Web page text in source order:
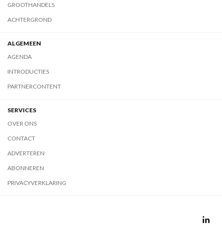
GROOTHANDELS
ACHTERGROND
ALGEMEEN
AGENDA
INTRODUCTIES
PARTNERCONTENT
SERVICES
OVER ONS
CONTACT
ADVERTEREN
ABONNEREN
PRIVACYVERKLARING